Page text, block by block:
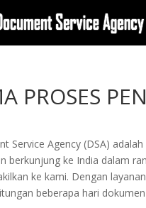
PROSES
Service Agency (DSA)
berkunjung ke India dalam
ke kami. Dengan
beberapa hari